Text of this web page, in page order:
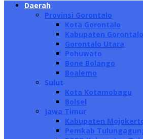
Daerah
Provinsi Gorontalo
Kota Gorontalo
Kabupaten Gorontalo
Gorontalo Utara
Pohuwato
Bone Bolango
Boalemo
Sulut
Kota Kotamobagu
Bolsel
Jawa Timur
Kabupaten
Pemkab